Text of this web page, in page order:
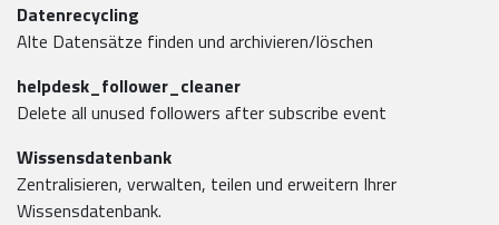
Datenrecycling
Alte Datensätze finden und archivieren/löschen
helpdesk_follower_cleaner
Delete all unused followers after subscribe event
Wissensdatenbank
Zentralisieren, verwalten, teilen und erweitern Ihrer
Wissensdatenbank.